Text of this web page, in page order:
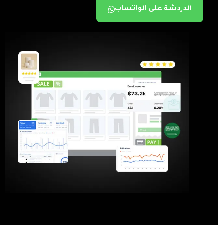
الدردشة على الواتساب